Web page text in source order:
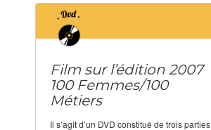
Film sur l’édition 2007
100 Femmes/100
Métiers
Il s’agit d’un DVD constitué de trois parties